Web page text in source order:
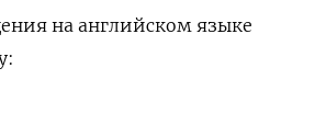
на английском языке